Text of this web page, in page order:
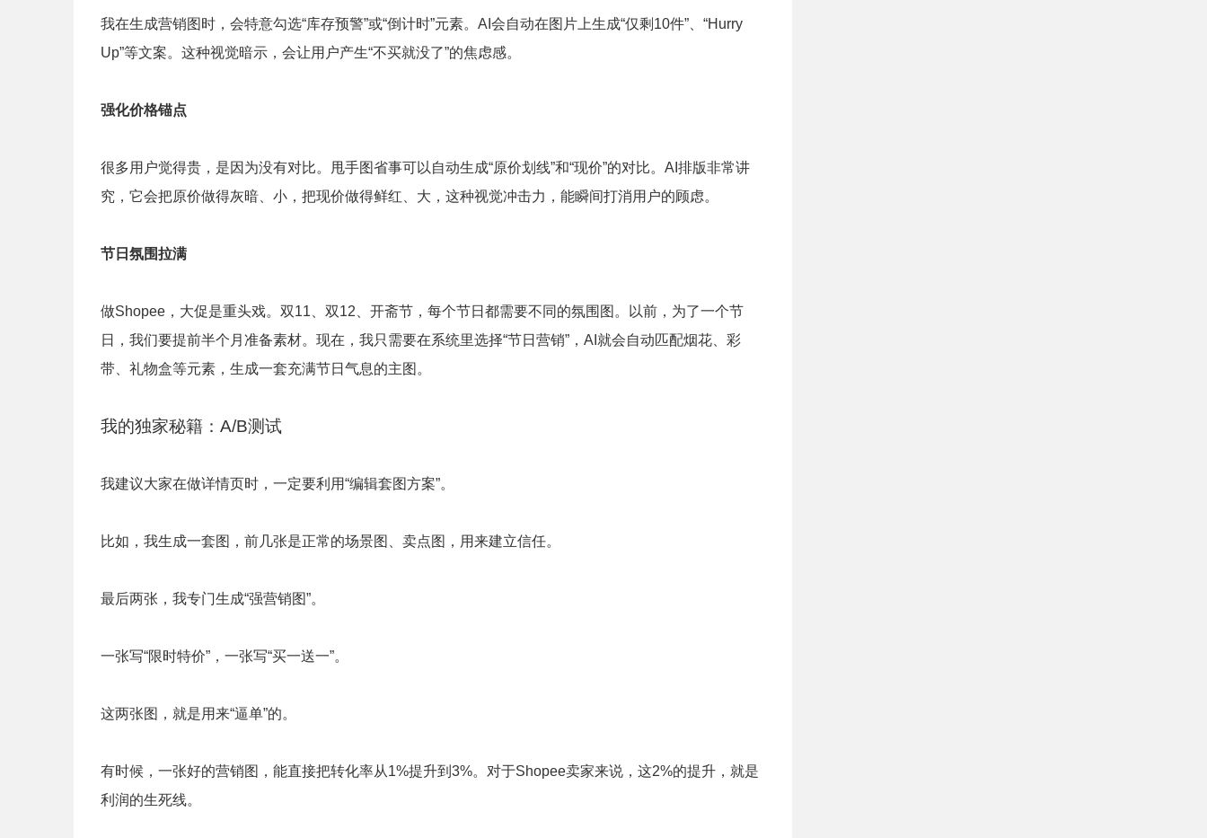
我在生成营销图时，会特意勾选“库存预警”或“倒计时”元素。AI会自动在图片上生成“仅剩10件”、“Hurry
Up”等文案。这种视觉暗示，会让用户产生“不买就没了”的焦虑感。
强化价格锚点
很多用户觉得贵，是因为没有对比。甩手图省事可以自动生成“原价划线”和“现价”的对比。AI排版非常讲
究，它会把原价做得灰暗、小，把现价做得鲜红、大，这种视觉冲击力，能瞬间打消用户的顾虑。
节日氛围拉满
做Shopee，大促是重头戏。双11、双12、开斋节，每个节日都需要不同的氛围图。以前，为了一个节
日，我们要提前半个月准备素材。现在，我只需要在系统里选择“节日营销”，AI就会自动匹配烟花、彩
带、礼物盒等元素，生成一套充满节日气息的主图。
我的独家秘籍：A/B测试
我建议大家在做详情页时，一定要利用“编辑套图方案”。
比如，我生成一套图，前几张是正常的场景图、卖点图，用来建立信任。
最后两张，我专门生成“强营销图”。
一张写“限时特价”，一张写“买一送一”。
这两张图，就是用来“逼单”的。
有时候，一张好的营销图，能直接把转化率从1%提升到3%。对于Shopee卖家来说，这2%的提升，就是
利润的生死线。